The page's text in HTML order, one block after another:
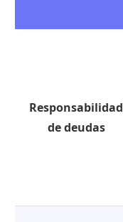
Responsabilidad
de deudas